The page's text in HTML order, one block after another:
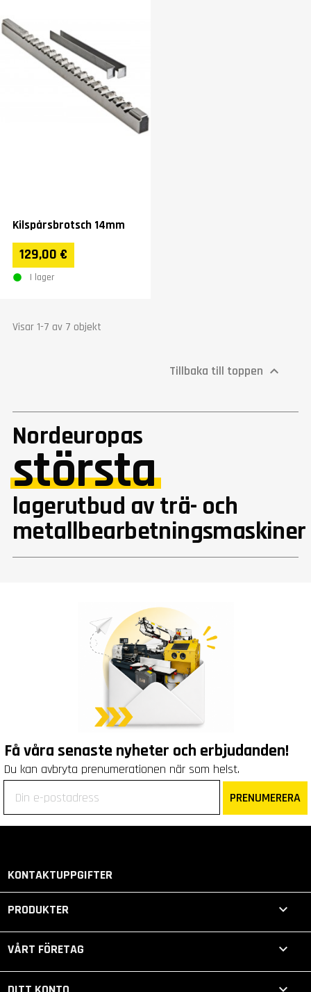
Kilspårsbrotsch 14mm
129,00 €
I lager
Visar 1-7 av 7 objekt
Tillbaka till toppen 
Nordeuropas
största
lagerutbud av trä- och
metallbearbetningsmaskiner
Få våra senaste nyheter och erbjudanden!
Du kan avbryta prenumerationen när som helst.
PRENUMERERA
KONTAKTUPPGIFTER
PRODUKTER 
VÅRT FÖRETAG 